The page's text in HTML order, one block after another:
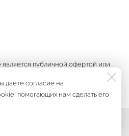
даете согласие на
помогающих нам сделать его
публичной офертой или
характер и может быть
компании.